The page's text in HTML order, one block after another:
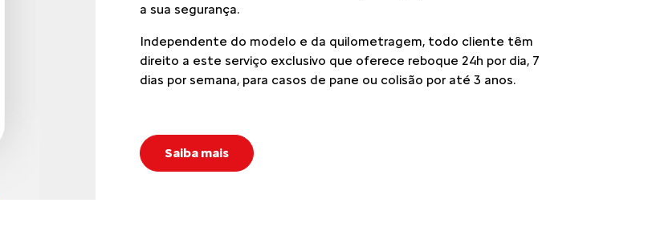
a sua segurança.
Independente do modelo e da quilometragem, todo cliente têm
direito a este serviço exclusivo que oferece reboque 24h por dia, 7
dias por semana, para casos de pane ou colisão por até 3 anos.
Saiba mais